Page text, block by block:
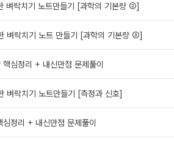
벼락치기 노트만들기 [과학의 기본량 ②]
벼락치기 노트 만들기 [과학의 기본량 ③]
심정리 + 내신만점 문제풀이
벼락치기 노트만들기 [측정과 신호]
정리 + 내신만점 문제풀이